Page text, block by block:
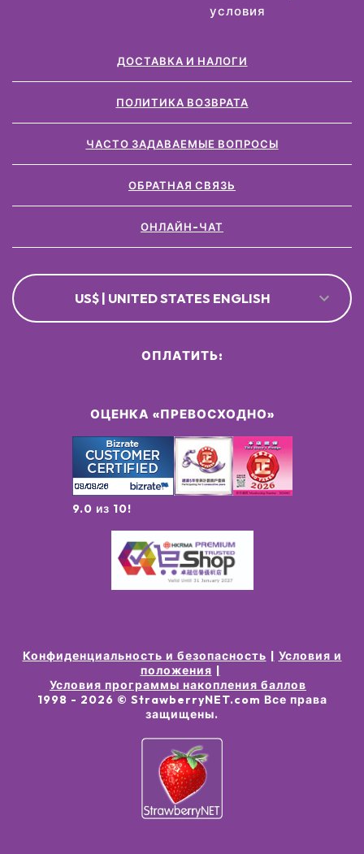
условия
ДОСТАВКА И НАЛОГИ
ПОЛИТИКА ВОЗВРАТА
ЧАСТО ЗАДАВАЕМЫЕ ВОПРОСЫ
ОБРАТНАЯ СВЯЗЬ
ОНЛАЙН-ЧАТ
US$ | UNITED STATES ENGLISH
ОЦЕНКА «ПРЕВОСХОДНО»
9.0 из 10!
ОПЛАТИТЬ:
Конфиденциальность и безопасность
Условия и
положения
Условия программы накопления баллов
1998 - 2026 © StrawberryNET.com Все права
защищены.